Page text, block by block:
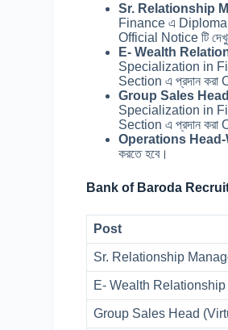
Sr. Relationship
Finance এ Diploma
Official Notice টি
E- Wealth
Specialization in
Section এ প্রদান করা
Group Sales
Specialization in
Section এ প্রদান করা
Operations
করতে হবে।
Bank of Baroda
Post
Sr. Relationship
E- Wealth
Group Sales Head